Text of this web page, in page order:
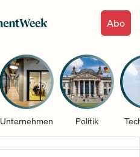
Abo
Unternehmen Politik